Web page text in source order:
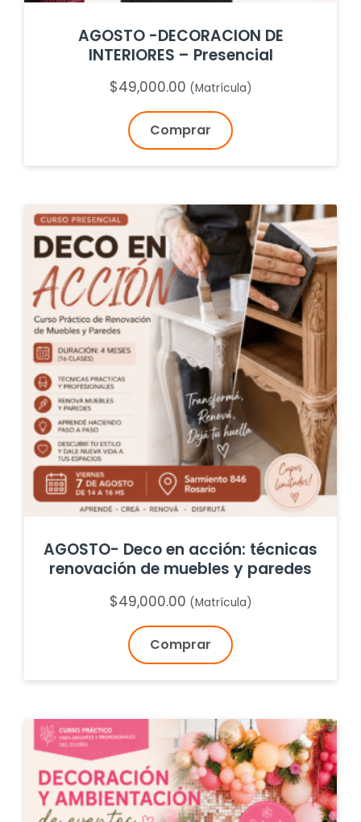
AGOSTO -DECORACION DE
INTERIORES – Presencial
$49,000.00 (Matrícula)
Comprar
AGOSTO- Deco en acción: técnicas
renovación de muebles y paredes
$49,000.00 (Matrícula)
Comprar